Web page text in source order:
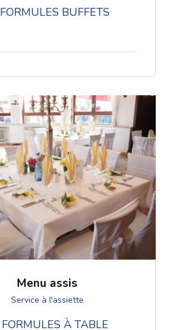
FORMULES BUFFETS
Menu assis
Service à l'assiette
FORMULES À TABLE